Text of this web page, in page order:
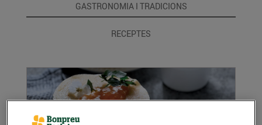
GASTRONOMIA I TRADICIONS
RECEPTES